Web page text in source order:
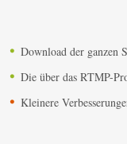
Download der ganzen
Die über das RTMP-
Kleinere